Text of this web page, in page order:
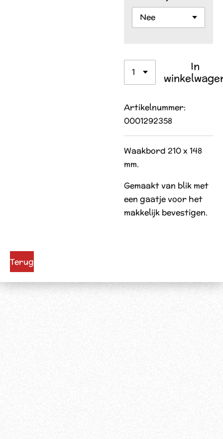
In
Artikelnummer:
0001292358
Waakbord 210 x 148
mm.
Gemaakt van blik met
een gaatje voor het
makkelijk bevestigen.
Terug